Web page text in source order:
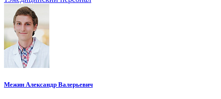
Межин Александр Валерьевич